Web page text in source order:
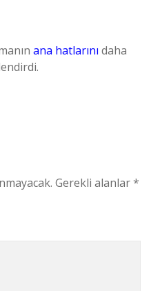
ana hatlarını daha
Gerekli alanlar*